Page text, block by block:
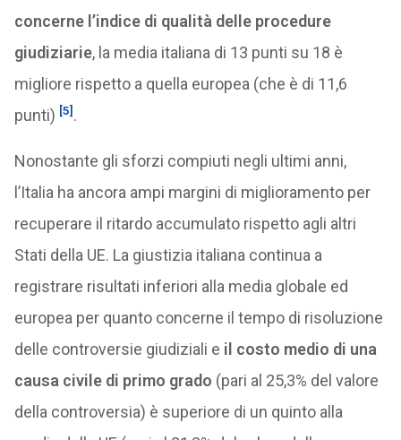
concerne l’indice di qualità delle procedure
giudiziarie, la media italiana di 13 punti su 18 è
migliore rispetto a quella europea (che è di 11,6
punti) [5] .
Nonostante gli sforzi compiuti negli ultimi anni,
l’Italia ha ancora ampi margini di miglioramento per
recuperare il ritardo accumulato rispetto agli altri
Stati della UE. La giustizia italiana continua a
registrare risultati inferiori alla media globale ed
europea per quanto concerne il tempo di risoluzione
delle controversie giudiziali e il costo medio di una
causa civile di primo grado (pari al 25,3% del valore
della controversia) è superiore di un quinto alla